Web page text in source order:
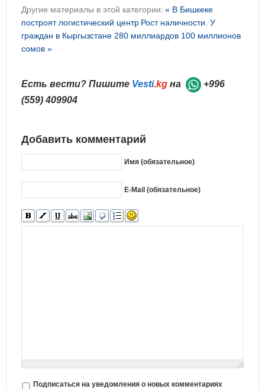
Другие материалы в этой категории: « В Бишкеке
построят логистический центр Рост наличности. У
граждан в Кыргызстане 280 миллиардов 100 миллионов
сомов »
Есть вести? Пишите Vesti.kg на
+996
(559) 409904
Добавить комментарий
Имя (обязательное)
E-Mail (обязательное)
Подписаться на уведомления о новых комментариях